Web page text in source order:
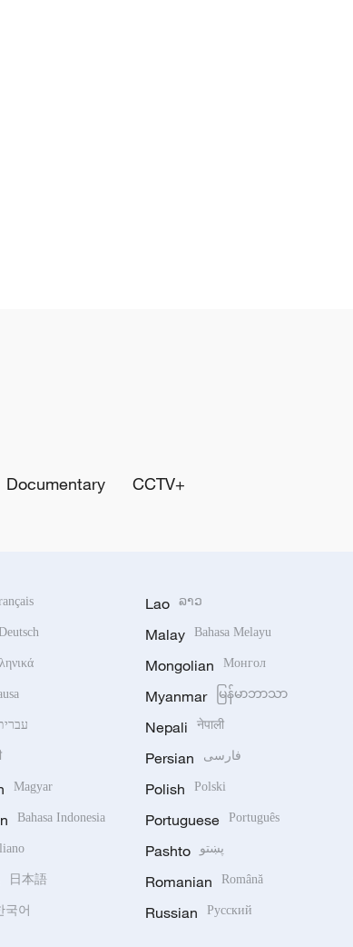
Documentary CCTV+
Magyar
Bahasa Indonesia
日本語
국어
Lao ລາວ
Malay Bahasa Melayu
Mongolian Монгол
Myanmar မြန်မာဘာသာ
Nepali नेपाली
Persian فارسی
Polish Polski
Portuguese Português
Pashto پښتو
Romanian Română
Russian Русский